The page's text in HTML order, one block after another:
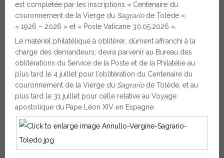
est complétée par les inscriptions « Centenaire du
couronnement de la Vierge du Sagrariode Tolède »,
« 1926 – 2026 » et « Poste Vaticane 30.05.2026 ».
Le matériel philatélique à oblitérer, dûment affranchi à la
charge des demandeurs, devra parvenir au Bureau des
oblitérations du Service de la Poste et de la Philatélie au
plus tard le 4 juillet pour l’oblitération du Centenaire du
couronnement de la Vierge du Sagrariode Tolède, et au
plus tard le 31 juillet pour celle relative au Voyage
apostolique du Pape Léon XIV en Espagne.